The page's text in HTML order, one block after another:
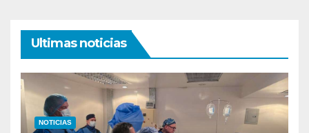
Ultimas noticias
NOTICIAS